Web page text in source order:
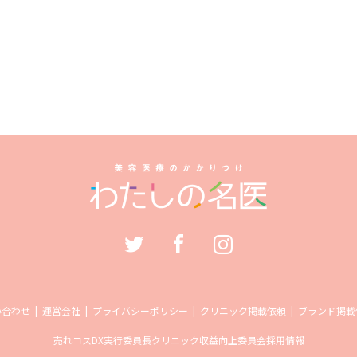
わせ 運営会社 プライバシーポリシー クリニック掲載依頼 ブランド掲
売れコスDX実行委員長クリニック収益向上委員会採用情報